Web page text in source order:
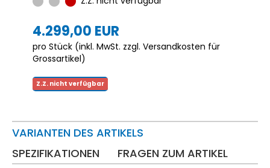
4.299,00 EUR
pro Stück (inkl. MwSt. zzgl. Versandkosten für
Grossartikel)
Z.Z. nicht verfügbar
VARIANTEN DES ARTIKELS
SPEZIFIKATIONEN
FRAGEN ZUM ARTIKEL